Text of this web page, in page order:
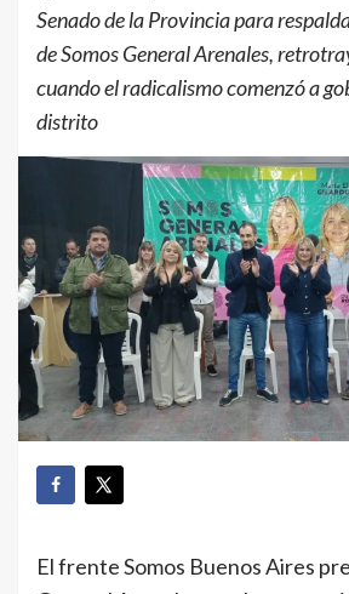
Senado de la Provincia para
de Somos General Arenales,
cuando el radicalismo comenzó a
distrito
El frente Somos Buenos Aires